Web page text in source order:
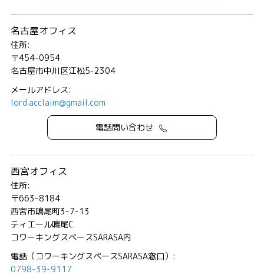
名古屋オフィス
住所:
〒454-0954
名古屋市中川区江松5-2304
メールアドレス:
lord.acclaim@gmail.com
電話問い合わせ
西宮オフィス
住所:
〒663-8184
西宮市鳴尾町3-7-13
ティエール鳴尾C
コワーキングスペースSARASA内
電話（コワーキングスペースSARASA窓口）:
0798-39-9117